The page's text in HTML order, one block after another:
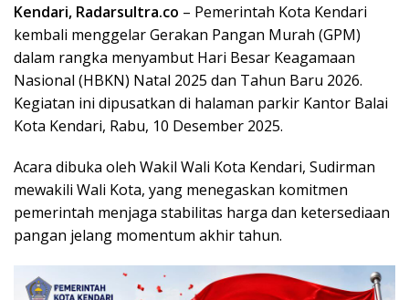
Kendari, Radarsultra.co – Pemerintah Kota Kendari
kembali menggelar Gerakan Pangan Murah (GPM)
dalam rangka menyambut Hari Besar Keagamaan
Nasional (HBKN) Natal 2025 dan Tahun Baru 2026.
Kegiatan ini dipusatkan di halaman parkir Kantor Balai
Kota Kendari, Rabu, 10 Desember 2025.
Acara dibuka oleh Wakil Wali Kota Kendari, Sudirman
mewakili Wali Kota, yang menegaskan komitmen
pemerintah menjaga stabilitas harga dan ketersediaan
pangan jelang momentum akhir tahun.